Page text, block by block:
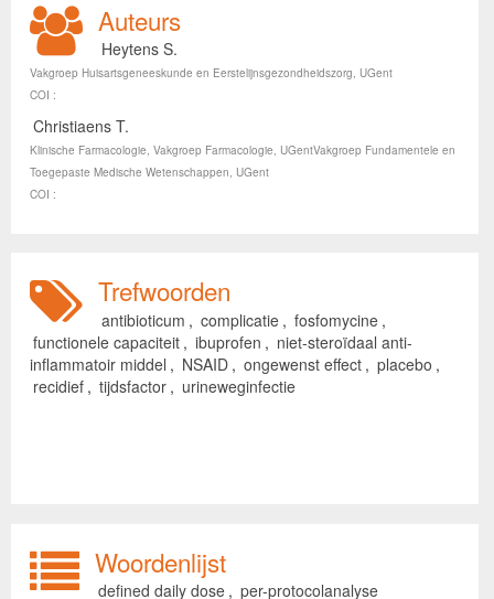
Auteurs
Heytens S.
Vakgroep Huisartsgeneeskunde en Eerstelijnsgezondheidszorg, UGent
COI :
Christiaens T.
Klinische Farmacologie, Vakgroep Farmacologie, UGentVakgroep Fundamentele en
Toegepaste Medische Wetenschappen, UGent
COI :
Trefwoorden
antibioticum , complicatie , fosfomycine ,
functionele capaciteit , ibuprofen , niet-steroïdaal anti-
inflammatoir middel , NSAID , ongewenst effect , placebo ,
recidief , tijdsfactor , urineweginfectie
Woordenlijst
defined daily dose , per-protocolanalyse